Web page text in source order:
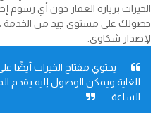
الخيرات بزيارة العقار دون أي رسوم
حصولك على مستوى جيد من الخدمة ،
لإصدار شكاوى.
يحتوي مفتاح الخيرات أيضًا
للغاية ويمكن الوصول إليه يقدم
الساعة.